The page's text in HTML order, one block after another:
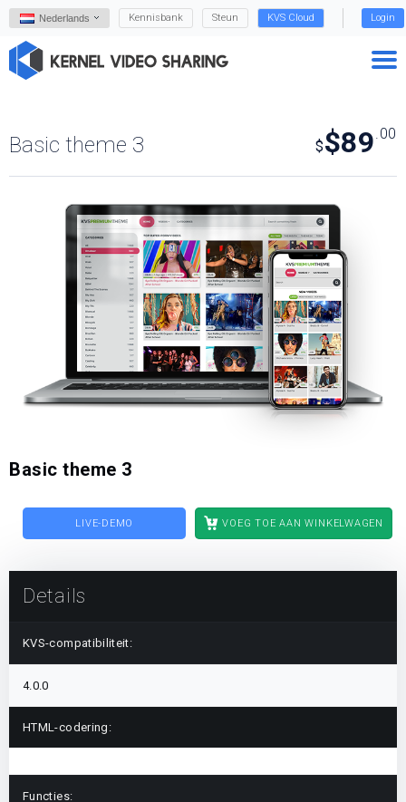
Nederlands Kennisbank Steun KVS Cloud Login
Basic theme 3 $$89.00
Basic theme 3
LIVE-DEMO VOEG TOE AAN WINKELWAGEN
Details
KVS-compatibiliteit:
4.0.0
HTML-codering:
Functies: